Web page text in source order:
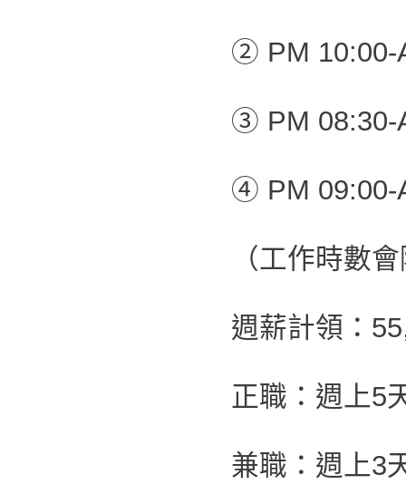
② PM 10:00-
③ PM 08:30-
④ PM 09:00-
（工作時數
週薪計領：
正職：週上5
兼職：週上3